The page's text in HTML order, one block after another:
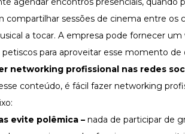
sessões de cinema entre os
a tocar. A empresa pode fornecer um
para aproveitar esse momento de
networking profissional nas redes
conteúdo, é fácil fazer networking
evite polêmica – nada de participar de